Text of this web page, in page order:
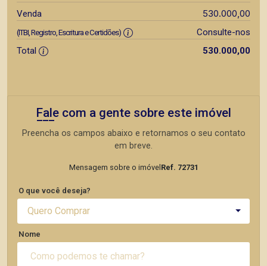
Venda 530.000,00
(ITBI, Registro, Escritura e Certidões)
Consulte-nos
Total
530.000,00
Fale com a gente sobre este imóvel
Preencha os campos abaixo e retornamos o seu contato
em breve.
Mensagem sobre o imóvel Ref. 72731
O que você deseja?
Quero Comprar
Nome